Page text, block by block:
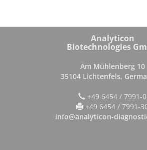
Analyticon
Biotechnologies
Am Mühlenberg 10
35104 Lichtenfels,
+49 6454 / 7991-0
+49 6454 / 7991-
info@analyticon-